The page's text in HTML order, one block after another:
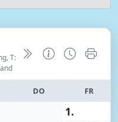
T:
DO FR
1.